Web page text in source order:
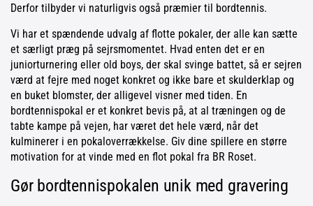
Derfor tilbyder vi naturligvis også præmier til bordtennis.
Vi har et spændende udvalg af flotte pokaler, der alle kan sætte
et særligt præg på sejrsmomentet. Hvad enten det er en
juniorturnering eller old boys, der skal svinge battet, så er sejren
værd at fejre med noget konkret og ikke bare et skulderklap og
en buket blomster, der alligevel visner med tiden. En
bordtennispokal er et konkret bevis på, at al træningen og de
tabte kampe på vejen, har været det hele værd, når det
kulminerer i en pokaloverrækkelse. Giv dine spillere en større
motivation for at vinde med en flot pokal fra BR Roset.
Gør bordtennispokalen unik med gravering